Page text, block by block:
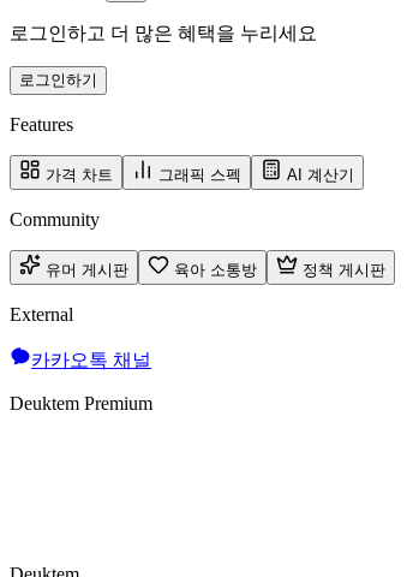
로그인하고 더 많은 혜택을 누리세요
로그인하기
Features
가격 차트 그래픽 스펙 AI 계산기
Community
유머 게시판 육아 소통방 정책 게시판
External
카카오톡 채널
Deuktem Premium